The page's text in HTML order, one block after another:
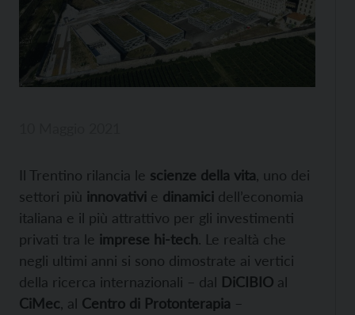
Il Trentino rilancia le scienze della vita , uno dei
settori più innovativi e dinamici dell’economia
italiana e il più attrattivo per gli investimenti
privati tra le imprese hi-tech. Le realtà che
negli ultimi anni si sono dimostrate ai vertici
della ricerca internazionali – dal DiCIBIO al
CiMec , al Centro di Protonterapia –